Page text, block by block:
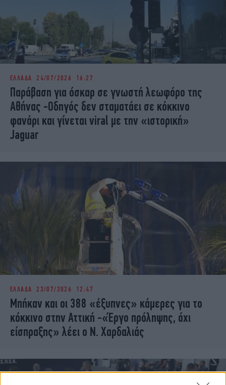
ΕΛΛΑΔΑ 24/07/2026 16:27
Παράβαση για όσκαρ σε γνωστή λεωφόρο της
Αθήνας -Οδηγός δεν σταματάει σε κόκκινο
φανάρι και γίνεται viral με την «ιστορική»
Jaguar
ΕΛΛΑΔΑ 23/07/2026 12:47
Μπήκαν και οι 388 «έξυπνες» κάμερες για το
κόκκινο στην Αττική -«Έργο πρόληψης, όχι
είσπραξης» λέει ο Ν. Χαρδαλιάς